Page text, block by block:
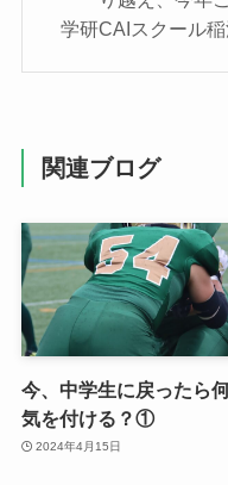
学研CAIスクール稲
関連ブログ
今、中学生に戻ったら
気を付ける？①
2024年4月15日